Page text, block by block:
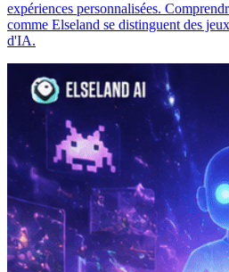
expériences personnalisées.
comme Elseland se distinguent des
d'IA.